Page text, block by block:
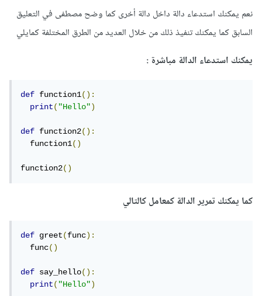
نعم يمكنك استدعاء دالة داخل دالة أخرى كما وضح مصطفى في التعليق
السابق كما يمكنك تنفيذ ذلك من خلال العديد من الطرق المختلفة كمايلي
يمكنك استدعاء الدالة مباشرة :
def function1():
print("Hello")
def function2():
  function1
()
function2()
كما يمكنك تمرير الدالة كمعامل كالتالي
def greet(func):
  func
()
def say_hello():
print("Hello")